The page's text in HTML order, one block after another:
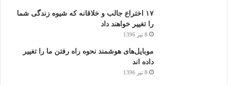
۱۷ اختراع جالب و خلاقانه که شیوه زندگی شما
را تغییر خواهند داد
8 تیر 1396
موبایل‌های هوشمند نحوه راه رفتن ما را تغییر
داده اند
8 تیر 1396